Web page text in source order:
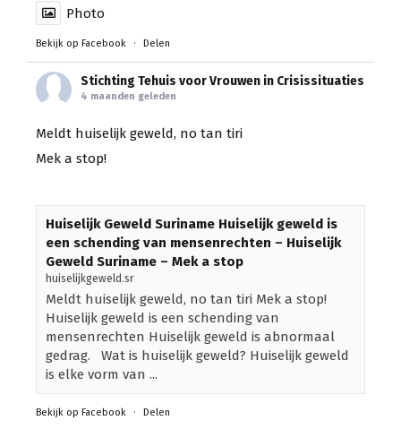
Photo
Bekijk op Facebook · Delen
Stichting Tehuis voor Vrouwen in Crisissituaties
4 maanden geleden
Meldt huiselijk geweld, no tan tiri
Mek a stop!
Huiselijk Geweld Suriname Huiselijk geweld is
een schending van mensenrechten – Huiselijk
Geweld Suriname – Mek a stop
huiselijkgeweld.sr
Meldt huiselijk geweld, no tan tiri Mek a stop!
Huiselijk geweld is een schending van
mensenrechten Huiselijk geweld is abnormaal
gedrag. Wat is huiselijk geweld? Huiselijk geweld
is elke vorm van ...
Bekijk op Facebook · Delen